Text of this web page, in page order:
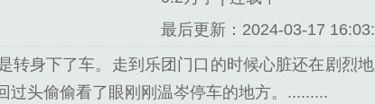
最后更新：2024-03-17
转身下了车。走到乐团门口的时候心脏还在剧烈
过头偷偷看了眼刚刚温岑停车的地方。.........